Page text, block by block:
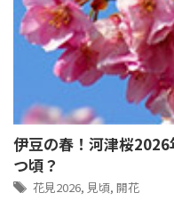
伊豆の春！河津桜
つ頃？
花見2026, 見頃, 開花